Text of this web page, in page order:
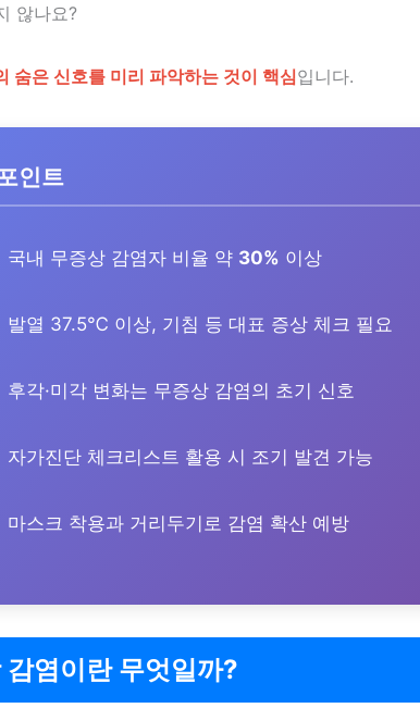
않나요?
숨은 신호를 미리 파악하는 것이 핵심입니다.
인트
국내 무증상 감염자 비율 약 30% 이상
발열 37.5℃ 이상, 기침 등 대표 증상 체크 필요
후각·미각 변화는 무증상 감염의 초기 신호
자가진단 체크리스트 활용 시 조기 발견 가능
마스크 착용과 거리두기로 감염 확산 예방
감염이란 무엇일까?